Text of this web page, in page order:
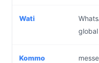
Wati
global
Kommo